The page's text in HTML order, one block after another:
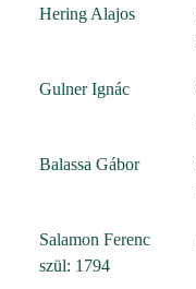
Hering Alajos
Gulner Ignác
Balassa Gábor
Salamon Ferenc
szül: 1794